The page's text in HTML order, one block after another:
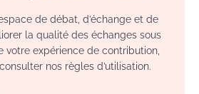
de débat, d’échange et de
la qualité des échanges sous
votre expérience de contribution,
nos règles d’utilisation.